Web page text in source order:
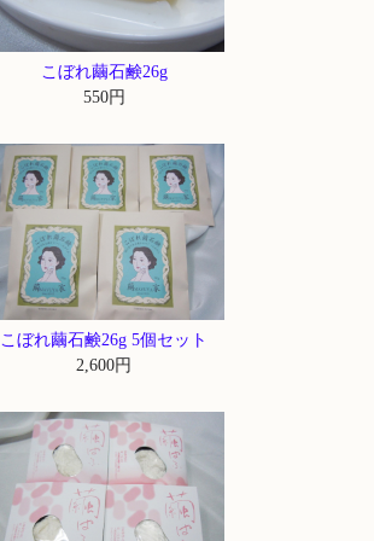
こぼれ繭石鹸26g
550円
こぼれ繭石鹸26g 5個セット
2,600円